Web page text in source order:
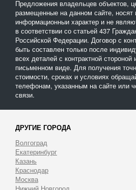
Предложения владельцев объектов,
размещенные на данном сайте, носят
информационныи характер и не
в соответствии со статьей 437
Российской Федерации. Договор с
быть составлен только после
всех деталей с контрактной
письменном виде. Для получения
стоимости, сроках и условиях
телефонам, указанным на сайте или
связи.
ДРУГИЕ ГОРОДА
Волгоград
Екатеринбург
Казань
Краснодар
Москва